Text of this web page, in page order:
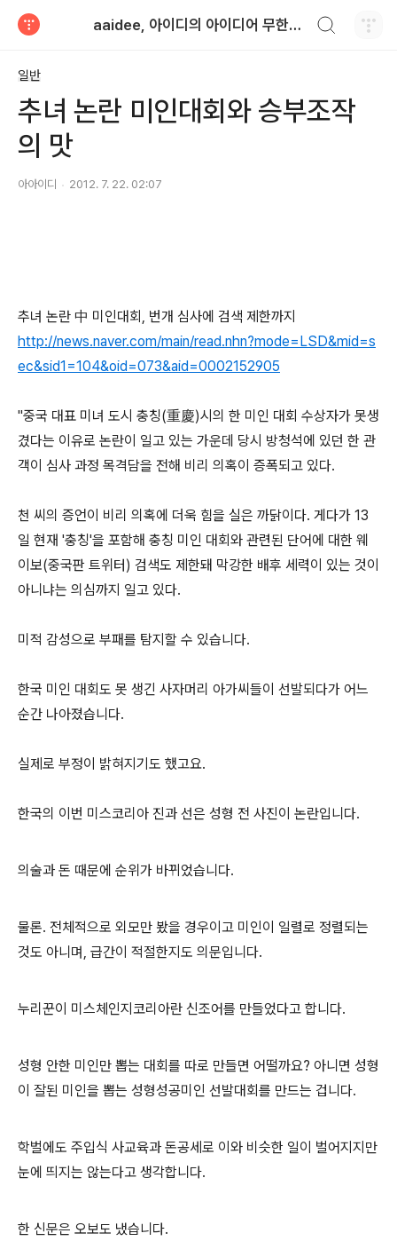
aaidee, 아이디의 아이디어 무한도전
일반
추녀 논란 미인대회와 승부조작
의 맛
아아이디 2012. 7. 22. 02:07
추녀 논란 中 미인대회, 번개 심사에 검색 제한까지
http://news.naver.com/main/read.nhn?mode=LSD&mid=s
ec&sid1=104&oid=073&aid=0002152905
"중국 대표 미녀 도시 충칭(重慶)시의 한 미인 대회 수상자가 못생
겼다는 이유로 논란이 일고 있는 가운데 당시 방청석에 있던 한 관
객이 심사 과정 목격담을 전해 비리 의혹이 증폭되고 있다.
천 씨의 증언이 비리 의혹에 더욱 힘을 실은 까닭이다. 게다가 13
일 현재 '충칭'을 포함해 충칭 미인 대회와 관련된 단어에 대한 웨
이보(중국판 트위터) 검색도 제한돼 막강한 배후 세력이 있는 것이
아니냐는 의심까지 일고 있다.
미적 감성으로 부패를 탐지할 수 있습니다.
한국 미인 대회도 못 생긴 사자머리 아가씨들이 선발되다가 어느
순간 나아졌습니다.
실제로 부정이 밝혀지기도 했고요.
한국의 이번 미스코리아 진과 선은 성형 전 사진이 논란입니다.
의술과 돈 때문에 순위가 바뀌었습니다.
물론. 전체적으로 외모만 봤을 경우이고 미인이 일렬로 정렬되는
것도 아니며, 급간이 적절한지도 의문입니다.
누리꾼이 미스체인지코리아란 신조어를 만들었다고 합니다.
성형 안한 미인만 뽑는 대회를 따로 만들면 어떨까요? 아니면 성형
이 잘된 미인을 뽑는 성형성공미인 선발대회를 만드는 겁니다.
학벌에도 주입식 사교육과 돈공세로 이와 비슷한 일이 벌어지지만
눈에 띄지는 않는다고 생각합니다.
한 신문은 오보도 냈습니다.